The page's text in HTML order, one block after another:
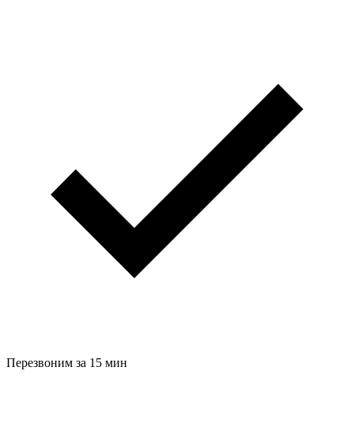
Перезвоним за 15 мин